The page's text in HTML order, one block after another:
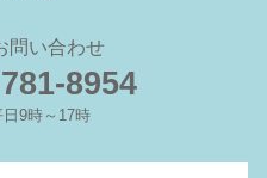
問い合わせ
8954
9時～17時